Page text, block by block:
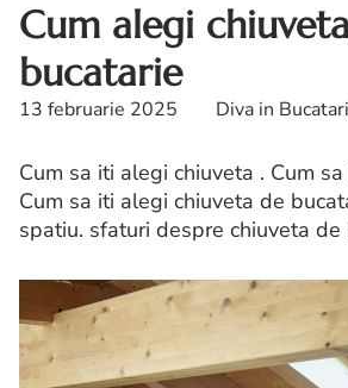
Cum alegi
bucatarie
13 februarie 2025 Diva in
Cum sa iti alegi chiuveta . Cum
Cum sa iti alegi chiuveta de
spatiu. sfaturi despre chiuveta de